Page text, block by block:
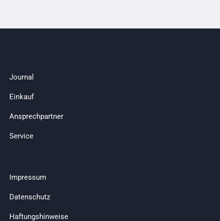
Journal
Einkauf
Ansprechpartner
Service
Impressum
Datenschutz
Haftungshinweise